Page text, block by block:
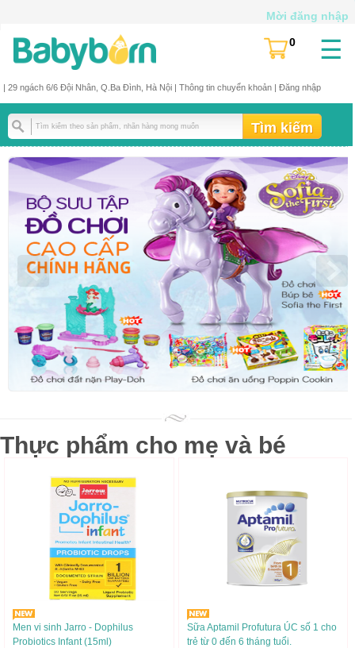
| 29 ngách 6/6 Đội Nhân, Q.Ba Đình, Hà Nội | Thông tin chuyển khoản| Đăng nhập
(
0
Mời đăng nhập
☰
Thực phẩm cho mẹ và bé
Men vi sinh Jarro - Dophilus
Probiotics Infant (15ml)
Sữa Aptamil Profutura ÚC số 1 cho
trẻ từ 0 đến 6 tháng tuổi.